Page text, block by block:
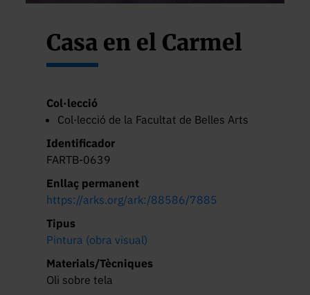
Casa en el Carmel
Col·lecció
Col·lecció de la Facultat de Belles Arts
Identificador
FARTB-0639
Enllaç permanent
https://arks.org/ark:/88586/7885
Tipus
Pintura (obra visual)
Materials/Tècniques
Oli sobre tela